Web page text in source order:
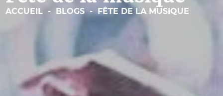
ACCUEIL - BLOGS - FÊTE DE LA MUSIQUE